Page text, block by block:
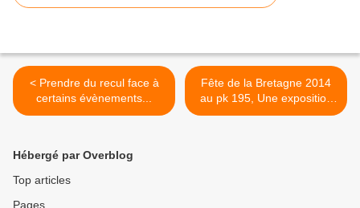
< Prendre du recul face à
certains évènements...
Fête de la Bretagne 2014
au pk 195, Une exposition
historique en appui du
Hébergé par Overblog
Top articles
Pages